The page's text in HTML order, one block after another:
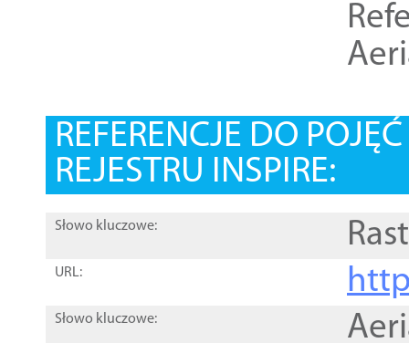
REFERENCJE DO
REJESTRU INSPIRE:
Słowo kluczowe:
URL:
Słowo kluczowe: